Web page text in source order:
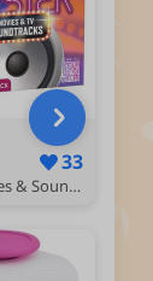
33
Hitster Movies & Soundtracks